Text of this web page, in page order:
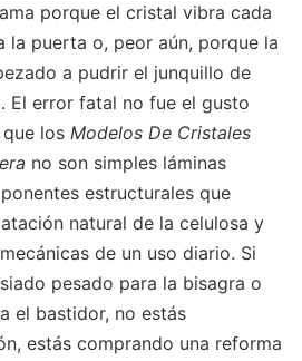
porque el cristal vibra cada
la puerta o, peor aún, porque la
a pudrir el junquillo de
El error fatal no fue el gusto
los Modelos De Cristales
no son simples láminas
estructurales que
natural de la celulosa y
de un uso diario. Si
pesado para la bisagra o
el bastidor, no estás
estás comprando una reforma